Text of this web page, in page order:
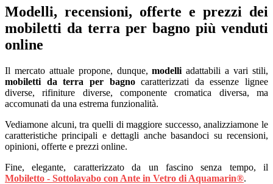
Modelli, recensioni, offerte e prezzi dei
mobiletti da terra per bagno più venduti
online
Il mercato attuale propone, dunque,modelli adattabili a vari stili,
mobiletti da terra per bagnocaratterizzati da essenze lignee
diverse, rifiniture diverse, componente cromatica diversa, ma
accomunati da una estrema funzionalità.
Vediamone alcuni, tra quelli di maggiore successo, analizziamone le
caratteristiche principali e dettagli anche basandoci su recensioni,
opinioni, offerte e prezzi online.
Fine, elegante, caratterizzato da un fascino senza tempo, il
Mobiletto - Sottolavabo con Ante in Vetro di Aquamarin®.